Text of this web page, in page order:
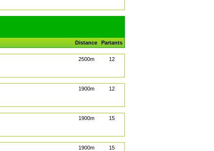
Distance Partants
2500m 12
1900m 12
1900m 15
1900m 15